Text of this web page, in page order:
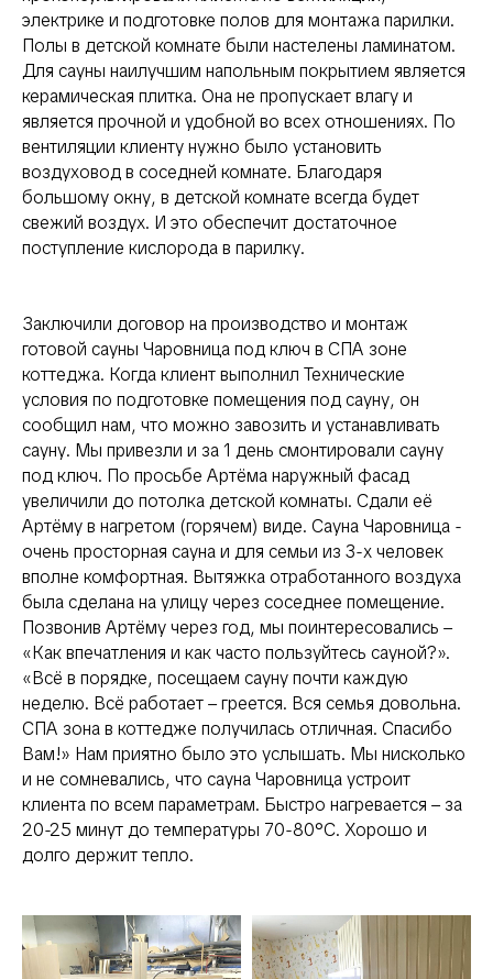
электрике и подготовке полов для монтажа парилки.
Полы в детской комнате были настелены ламинатом.
Для сауны наилучшим напольным покрытием является
керамическая плитка. Она не пропускает влагу и
является прочной и удобной во всех отношениях. По
вентиляции клиенту нужно было установить
воздуховод в соседней комнате. Благодаря
большому окну, в детской комнате всегда будет
свежий воздух. И это обеспечит достаточное
поступление кислорода в парилку.
Заключили договор на производство и монтаж
готовой сауны Чаровница под ключ в СПА зоне
коттеджа. Когда клиент выполнил Технические
условия по подготовке помещения под сауну, он
сообщил нам, что можно завозить и устанавливать
сауну. Мы привезли и за 1 день смонтировали сауну
под ключ. По просьбе Артёма наружный фасад
увеличили до потолка детской комнаты. Сдали её
Артёму в нагретом (горячем) виде. Сауна Чаровница -
очень просторная сауна и для семьи из 3-х человек
вполне комфортная. Вытяжка отработанного воздуха
была сделана на улицу через соседнее помещение.
Позвонив Артёму через год, мы поинтересовались –
«Как впечатления и как часто пользуйтесь сауной?».
«Всё в порядке, посещаем сауну почти каждую
неделю. Всё работает – греется. Вся семья довольна.
СПА зона в коттедже получилась отличная. Спасибо
Вам!» Нам приятно было это услышать. Мы нисколько
и не сомневались, что сауна Чаровница устроит
клиента по всем параметрам. Быстро нагревается – за
20-25 минут до температуры 70-80°С. Хорошо и
долго держит тепло.